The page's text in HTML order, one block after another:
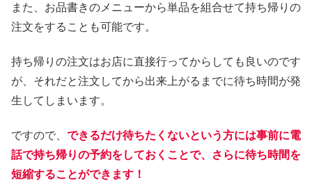
また、お品書きのメニューから単品を組合せて持ち帰りの
注文をすることも可能です。
持ち帰りの注文はお店に直接行ってからしても良いのです
が、それだと注文してから出来上がるまでに待ち時間が発
生してしまいます。
ですので、 できるだけ待ちたくないという方には事前に電
話で持ち帰りの予約をしておくことで、さらに待ち時間を
短縮することができます！